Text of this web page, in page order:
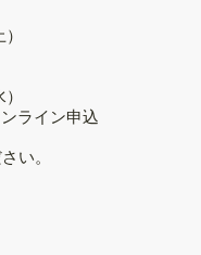
ライン申込
い。